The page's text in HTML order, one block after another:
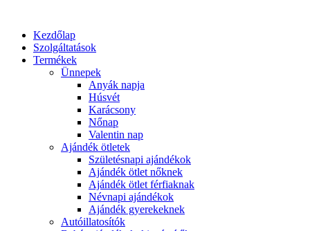
Kezdőlap
Szolgáltatások
Termékek
Ünnepek
Anyák napja
Húsvét
Karácsony
Nőnap
Valentin nap
Ajándék ötletek
Születésnapi ajándékok
Ajándék ötlet nőknek
Ajándék ötlet férfiaknak
Névnapi ajándékok
Ajándék gyerekeknek
Autóillatosítók